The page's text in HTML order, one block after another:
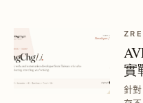
實
略
針